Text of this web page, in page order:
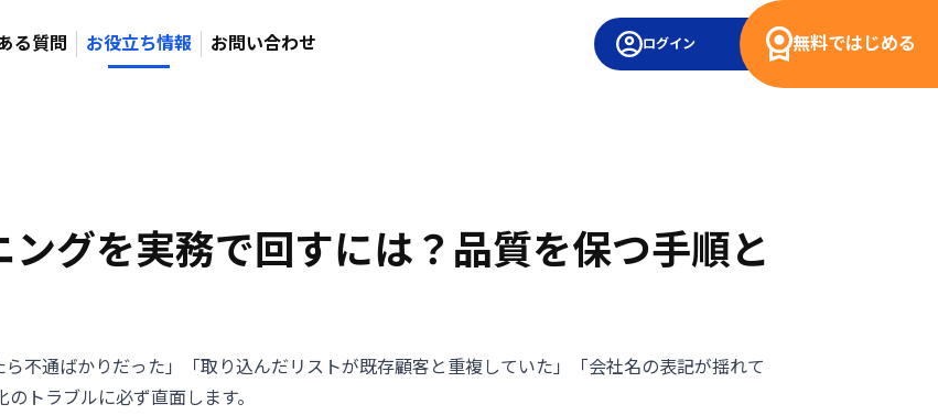
る質問 お役立ち情報 お問い合わせ ログイン 無料ではじめる
グを実務で回すには？品質を保つ手順と
不通ばかりだった」「取り込んだリストが既存顧客と重複していた」「会社名の表記が揺れて
トラブルに必ず直面します。